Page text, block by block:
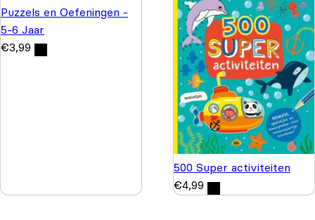
Puzzels en Oefeningen -
5-6 Jaar
€3,99
500 Super activiteiten
€4,99